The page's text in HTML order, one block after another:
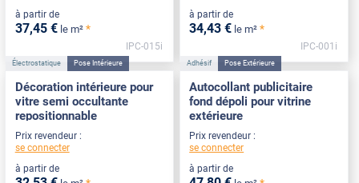
à partir de
37,45 € le m² *
IPC-015i
à partir de
34,43 € le m² *
IPC-001i
Électrostatique Pose Intérieure
Décoration intérieure pour
vitre semi occultante
repositionnable
Prix revendeur :
se connecter
à partir de
Adhésif Pose Extérieure
Autocollant publicitaire
fond dépoli pour vitrine
extérieure
Prix revendeur :
se connecter
à partir de